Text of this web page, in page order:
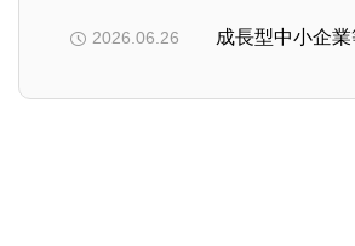
2026.06.26 成長型中小企